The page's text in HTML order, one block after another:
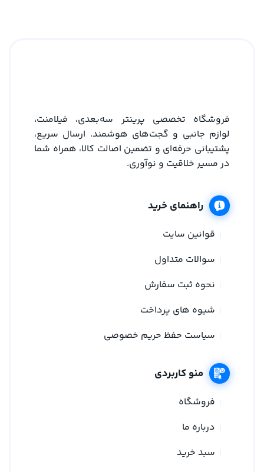
فروشگاه تخصصی پرینتر سه‌بعدی، فیلامنت،
لوازم جانبی و گجت‌های هوشمند. ارسال سریع،
پشتیبانی حرفه‌ای و تضمین اصالت کالا، همراه شما
در مسیر خلاقیت و نوآوری.
راهنمای خرید
قوانین سایت
سوالات متداول
نحوه ثبت سفارش
شیوه های پرداخت
سیاست حفظ حریم خصوصی
منو کاربردی
فروشگاه
درباره ما
سبد خرید